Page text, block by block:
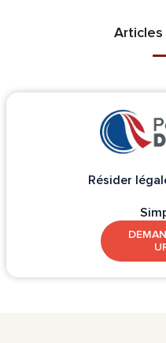
Articles
Résider